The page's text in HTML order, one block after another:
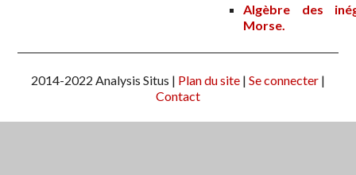
Algèbre des
Morse.
2014-2022 Analysis Situs | Plan du site | Se connecter |
Contact